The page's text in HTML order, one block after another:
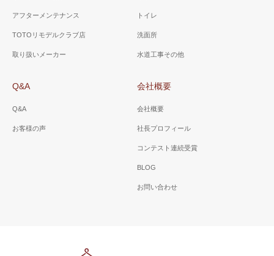
アフターメンテナンス
TOTOリモデルクラブ店
取り扱いメーカー
トイレ
洗面所
水道工事その他
Q&A
Q&A
お客様の声
会社概要
会社概要
社長プロフィール
コンテスト連続受賞
BLOG
お問い合わせ